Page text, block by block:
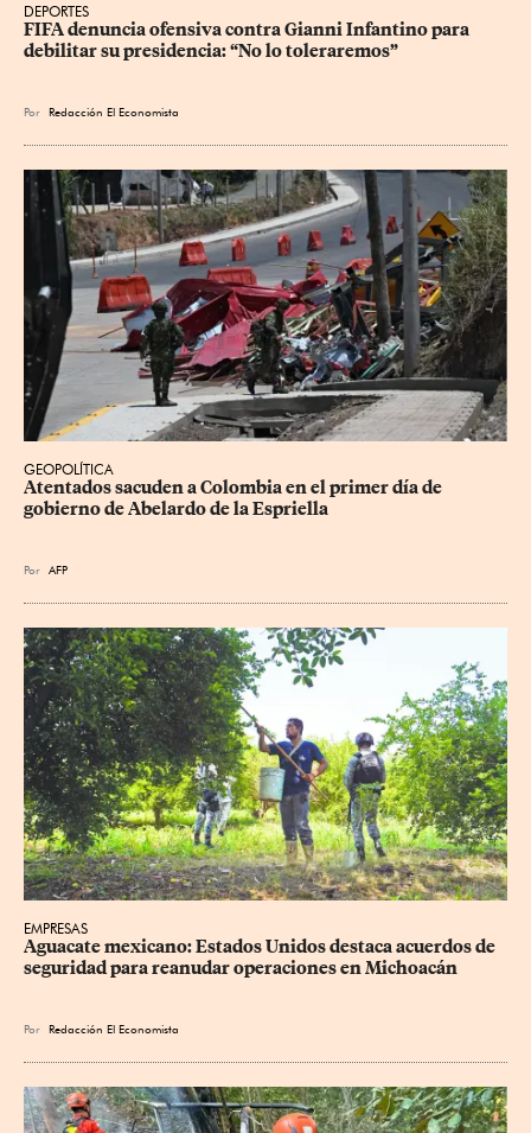
DEPORTES
FIFA denuncia ofensiva contra Gianni Infantino para
debilitar su presidencia: “No lo toleraremos”
Por Redacción El Economista
GEOPOLÍTICA
Atentados sacuden a Colombia en el primer día de
gobierno de Abelardo de la Espriella
Por AFP
EMPRESAS
Aguacate mexicano: Estados Unidos destaca acuerdos de
seguridad para reanudar operaciones en Michoacán
Por Redacción El Economista